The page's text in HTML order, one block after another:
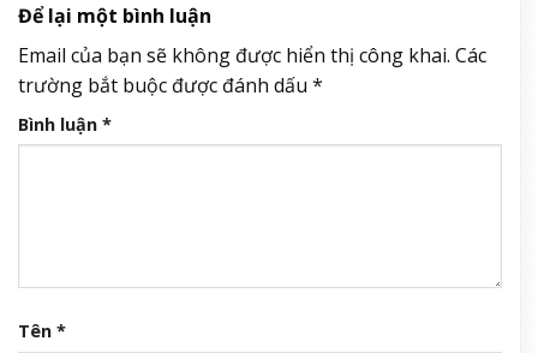
Để lại một bình luận
Email của bạn sẽ không được hiển thị công khai. Các
trường bắt buộc được đánh dấu *
Bình luận *
Tên *